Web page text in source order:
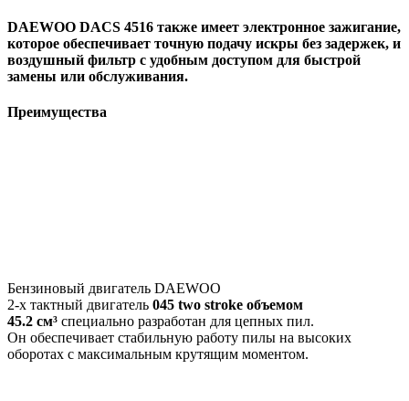
DAEWOO DACS 4516 также имеет электронное зажигание,
которое обеспечивает точную подачу искры без задержек, и
воздушный фильтр с удобным доступом для быстрой
замены или обслуживания.
Преимущества
Бензиновый двигатель DAEWOO
2-х тактный двигатель 045 two stroke объемом
45.2 см³ специально разработан для цепных пил.
Он обеспечивает стабильную работу пилы на высоких
оборотах с максимальным крутящим моментом.